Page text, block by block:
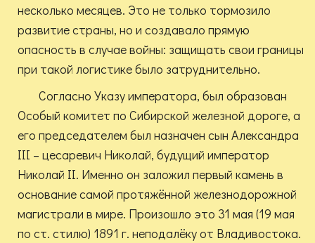
несколько месяцев. Это не только тормозило
развитие страны, но и создавало прямую
опасность в случае войны: защищать свои границы
при такой логистике было затруднительно.
Согласно Указу императора, был образован
Особый комитет по Сибирской железной дороге, а
его председателем был назначен сын Александра
III – цесаревич Николай, будущий император
Николай II. Именно он заложил первый камень в
основание самой протяжённой железнодорожной
магистрали в мире. Произошло это 31 мая (19 мая
по ст. стилю) 1891 г. неподалёку от Владивостока.